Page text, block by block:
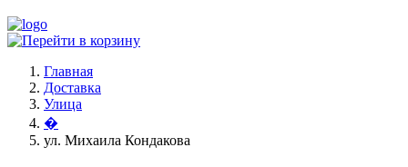
Главная
Доставка
Улица
�
ул. Михаила Кондакова